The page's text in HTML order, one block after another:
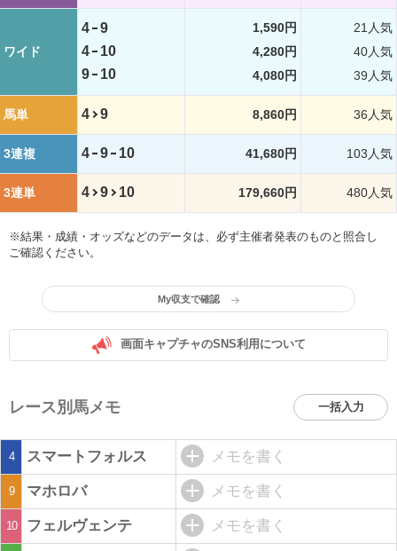
ワイド
4
9
4
10
9
10
1,590円
4,280円
4,080円
21人気
40人気
39人気
馬単 4 9 8,860円 36人気
3連複 4 9 10 41,680円 103人気
3連単 4 9 10 179,660円 480人気
※結果・成績・オッズなどのデータは、必ず主催者発表のものと照合し
ご確認ください。
My収支で確認
画面キャプチャのSNS利用について
レース別馬メモ 一括入力
4 スマートフォルス メモを書く
9 マホロバ メモを書く
10 フェルヴェンテ メモを書く